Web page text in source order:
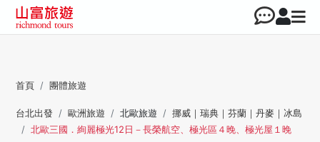
首頁 團體旅遊
台北出發 歐洲旅遊 北歐旅遊
挪威｜瑞典｜芬蘭｜丹麥｜冰島
北歐三國．絢麗極光12日－長榮航空、極光區４晚、極光屋１晚